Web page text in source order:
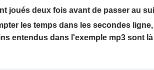
joués deux fois avant de passer au
les temps dans les secondes
entendus dans l'exemple mp3 sont